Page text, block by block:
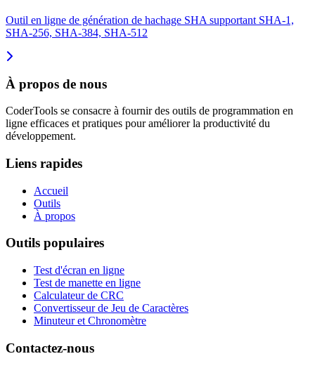
Outil en ligne de génération de hachage SHA supportant SHA-1,
SHA-256, SHA-384, SHA-512
À propos de nous
CoderTools se consacre à fournir des outils de programmation en
ligne efficaces et pratiques pour améliorer la productivité du
développement.
Liens rapides
Accueil
Outils
À propos
Outils populaires
Test d'écran en ligne
Test de manette en ligne
Calculateur de CRC
Convertisseur de Jeu de Caractères
Minuteur et Chronomètre
Contactez-nous